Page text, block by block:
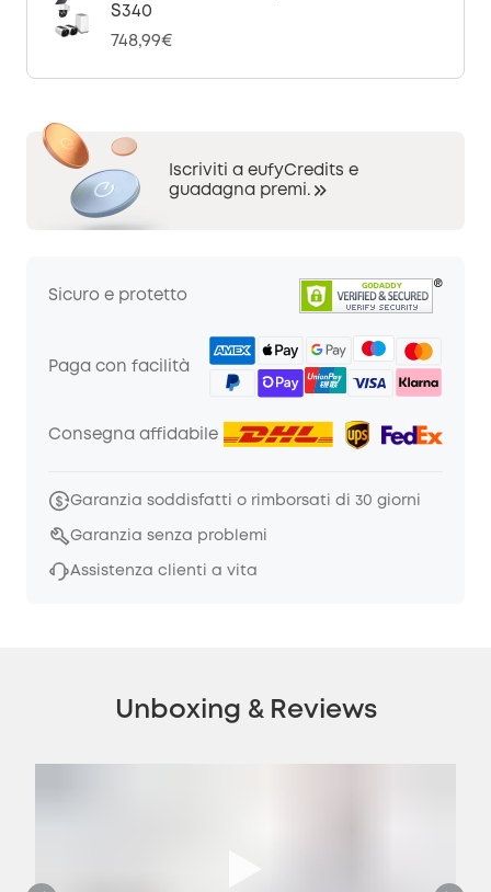
S340
748,99€
Iscriviti a eufyCredits e
guadagna premi.
Sicuro e protetto
Paga con facilità
Consegna affidabile
Garanzia soddisfatti o rimborsati di 30 giorni
Garanzia senza problemi
Assistenza clienti a vita
Unboxing & Reviews